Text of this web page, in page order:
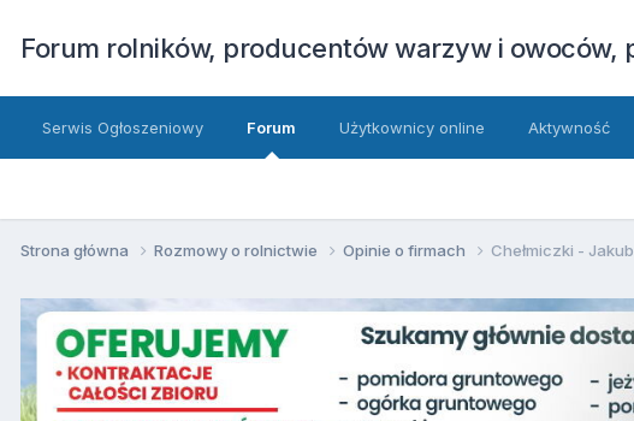
Forum rolników, producentów warzyw i owoców,
Serwis Ogłoszeniowy Forum Użytkownicy online Aktywność
Strona główna Rozmowy o rolnictwie Opinie o firmach Chełmiczki - Jakub